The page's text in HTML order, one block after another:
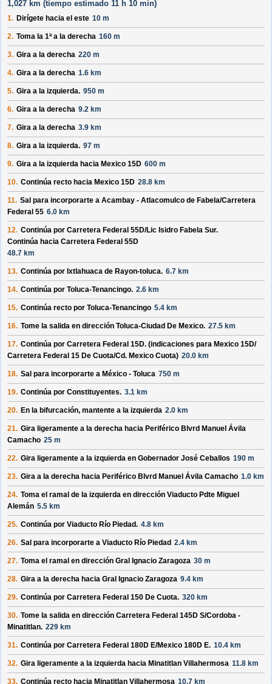
1,027 km (tiempo estimado 11 h 10 min)
1. Dirígete hacia el este 10 m
2. Toma la 1ª a la derecha 160 m
3. Gira a la derecha 220 m
4. Gira a la derecha 1.6 km
5. Gira a la izquierda. 950 m
6. Gira a la derecha 9.2 km
7. Gira a la derecha 3.9 km
8. Gira a la izquierda. 97 m
9. Gira a la izquierda hacia Mexico 15D 600 m
10. Continúa recto hacia Mexico 15D 28.8 km
11. Sal para incorporarte a Acambay - Atlacomulco de Fabela/Carretera
Federal 55 6.0 km
12. Continúa por Carretera Federal 55D/Lic Isidro Fabela Sur.
Continúa hacia Carretera Federal 55D
48.7 km
13. Continúa por Ixtlahuaca de Rayon-toluca. 6.7 km
14. Continúa por Toluca-Tenancingo. 2.6 km
15. Continúa recto por Toluca-Tenancingo 5.4 km
16. Tome la salida en dirección Toluca-Ciudad De Mexico. 27.5 km
17. Continúa por Carretera Federal 15D. (indicaciones para Mexico 15D/
Carretera Federal 15 De Cuota/Cd. Mexico Cuota) 20.0 km
18. Sal para incorporarte a México - Toluca 750 m
19. Continúa por Constituyentes. 3.1 km
20. En la bifurcación, mantente a la izquierda 2.0 km
21. Gira ligeramente a la derecha hacia Periférico Blvrd Manuel Ávila
Camacho 25 m
22. Gira ligeramente a la izquierda en Gobernador José Ceballos 190 m
23. Gira a la derecha hacia Periférico Blvrd Manuel Ávila Camacho 1.0 km
24. Toma el ramal de la izquierda en dirección Viaducto Pdte Miguel
Alemán 5.5 km
25. Continúa por Viaducto Río Piedad. 4.8 km
26. Sal para incorporarte a Viaducto Río Piedad 2.4 km
27. Toma el ramal en dirección Gral Ignacio Zaragoza 30 m
28. Gira a la derecha hacia Gral Ignacio Zaragoza 9.4 km
29. Continúa por Carretera Federal 150 De Cuota. 320 km
30. Tome la salida en dirección Carretera Federal 145D S/Cordoba -
Minatitlan. 229 km
31. Continúa por Carretera Federal 180D E/Mexico 180D E. 10.4 km
32. Gira ligeramente a la izquierda hacia Minatitlan Villahermosa 11.8 km
33. Continúa recto hacia Minatitlan Villahermosa 10.7 km